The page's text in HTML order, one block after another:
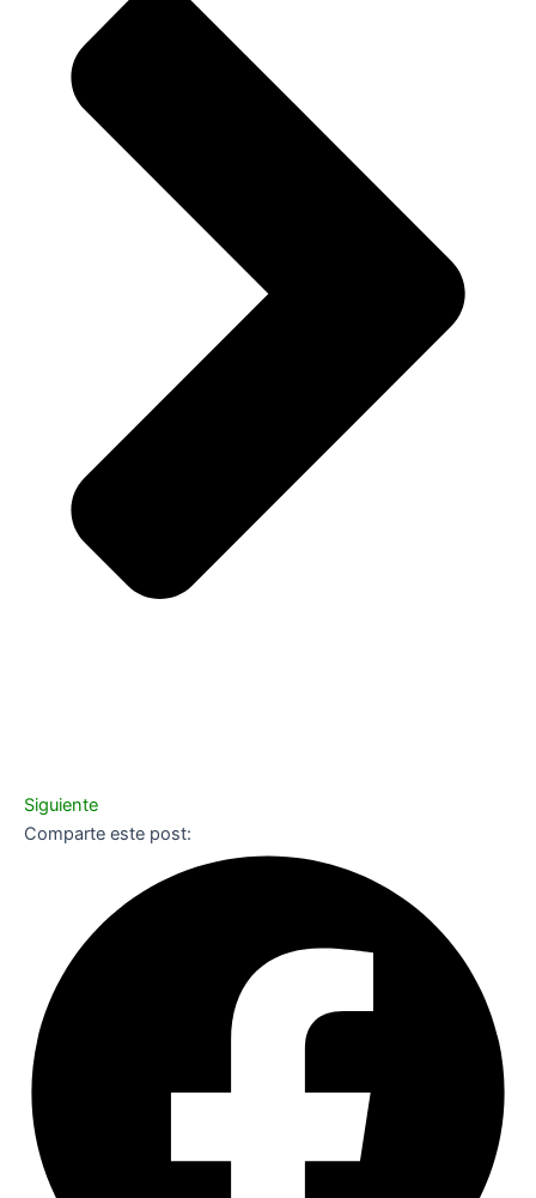
Siguiente
Comparte este post: